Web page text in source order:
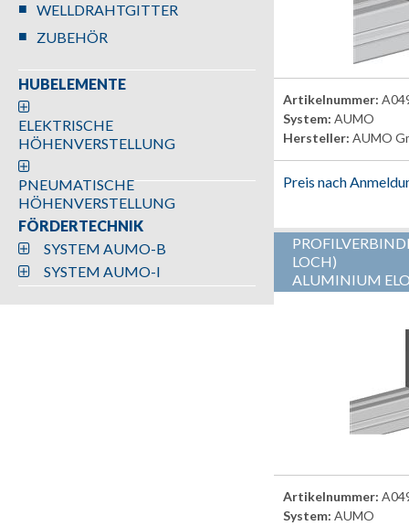
WELLDRAHTGITTER
ZUBEHÖR
HUBELEMENTE
ELEKTRISCHE
HÖHENVERSTELLUNG
PNEUMATISCHE
HÖHENVERSTELLUNG
FÖRDERTECHNIK
SYSTEM AUMO-B
SYSTEM AUMO-I
Artikelnummer:
System: AUMO
Hersteller: AUMO
Preis nach
LOCH)
ALUMINIUM
Artikelnummer:
System: AUMO